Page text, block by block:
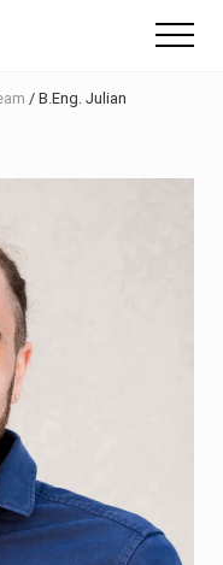
Menu
/ B.Eng. Julian